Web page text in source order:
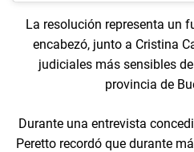
La resolución representa un
encabezó, junto a Cristina
judiciales más sensibles
provincia de
Durante una entrevista
Peretto recordó que durante